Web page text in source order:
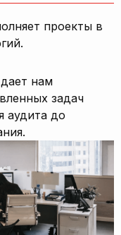
проекты в
нам
задач
аудита до